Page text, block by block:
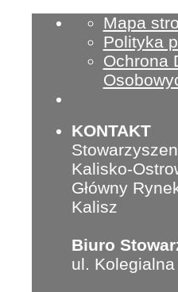
Mapa
Polityka
Ochrona
KONTAKT
Kalisko-
Główny
Kalisz
Biuro
ul.